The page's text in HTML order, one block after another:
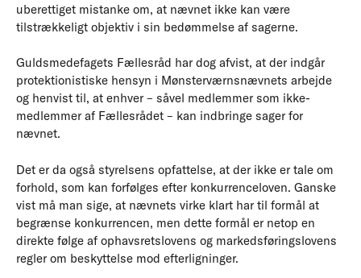
uberettiget mistanke om, at nævnet ikke kan være
tilstrækkeligt objektiv i sin bedømmelse af sagerne.
Guldsmedefagets Fællesråd har dog afvist, at der indgår
protektionistiske hensyn i Mønsterværnsnævnets arbejde
og henvist til, at enhver – såvel medlemmer som ikke-
medlemmer af Fællesrådet – kan indbringe sager for
nævnet.
Det er da også styrelsens opfattelse, at der ikke er tale om
forhold, som kan forfølges efter konkurrenceloven. Ganske
vist må man sige, at nævnets virke klart har til formål at
begrænse konkurrencen, men dette formål er netop en
direkte følge af ophavsretslovens og markedsføringslovens
regler om beskyttelse mod efterligninger.